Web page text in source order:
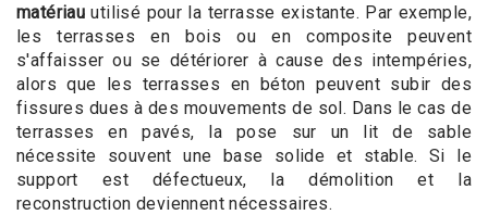
matériau utilisé pour la terrasse existante. Par exemple,
les terrasses en bois ou en composite peuvent
s'affaisser ou se détériorer à cause des intempéries,
alors que les terrasses en béton peuvent subir des
fissures dues à des mouvements de sol. Dans le cas de
terrasses en pavés, la pose sur un lit de sable
nécessite souvent une base solide et stable. Si le
support est défectueux, la démolition et la
reconstruction deviennent nécessaires.